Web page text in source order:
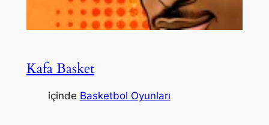
Kafa Basket
içinde Basketbol Oyunları